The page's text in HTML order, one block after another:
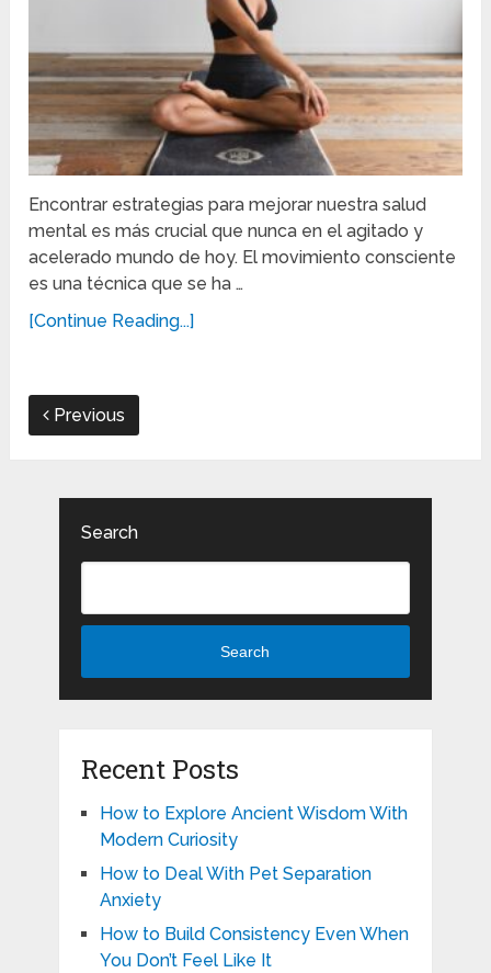
Encontrar estrategias para mejorar nuestra salud
mental es más crucial que nunca en el agitado y
acelerado mundo de hoy. El movimiento consciente
es una técnica que se ha …
[Continue Reading...]
Previous
Search
Search
Recent Posts
How to Explore Ancient Wisdom With
Modern Curiosity
How to Deal With Pet Separation
Anxiety
How to Build Consistency Even When
You Don’t Feel Like It